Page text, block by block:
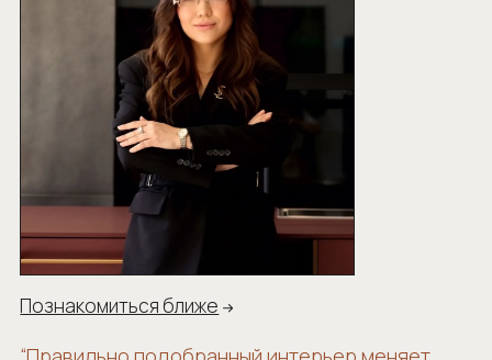
“Правильно подобранный интерьер меняет
качество жизни, становясь фундаментом
ежедневного комфорта. В Living Atmosphere
мы выстраиваем отношения на основе
доверия и искреннего сервиса, превращая
творческое путешествие”
Познакомиться ближе